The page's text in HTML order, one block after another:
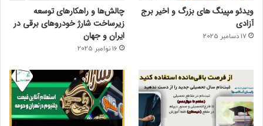
ویدئو مپینگ های بزرگ و اخیر برج
آزادی
17 دسامبر 2025
چالش‌ها و راهکارهای توسعه
زیرساخت شارژ خودروهای برقی در
ایران و جهان
16 نوامبر 2025